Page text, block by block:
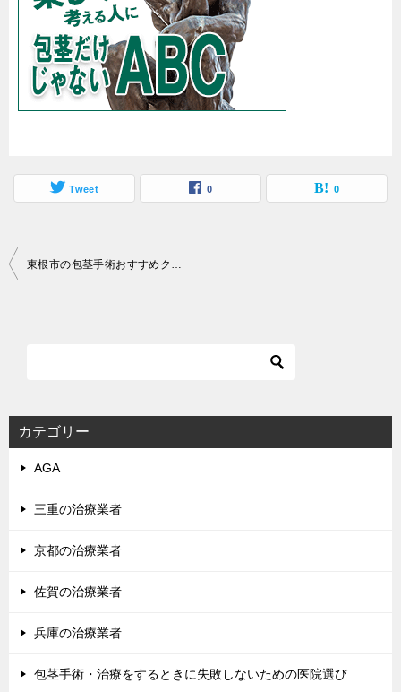
Tweet 0 0
投
シ
ョ
東根市の包茎手術おすすめクリニックを料金や口コミで比較
カテゴリー
AGA
三重の治療業者
京都の治療業者
佐賀の治療業者
兵庫の治療業者
包茎手術・治療をするときに失敗しないための医院選び